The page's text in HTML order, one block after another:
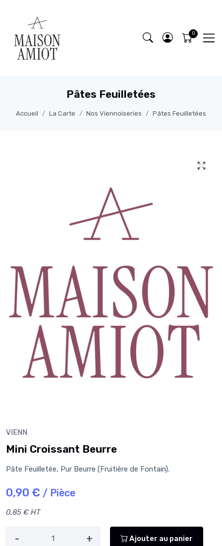
Pâtes Feuilletées
Accueil La Carte Nos Viennoiseries Pâtes Feuilletées
VIENN
Mini Croissant Beurre
Pâte Feuilletée, Pur Beurre (Fruitière de Fontain).
0,90 € / Pièce
0,85 € HT
- + Ajouter au panier